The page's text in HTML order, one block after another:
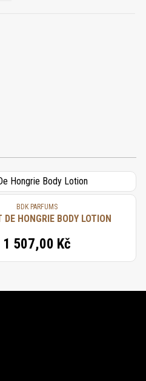
BDK PARFUMS
DE HONGRIE BODY LOTION
1 507,00 Kč